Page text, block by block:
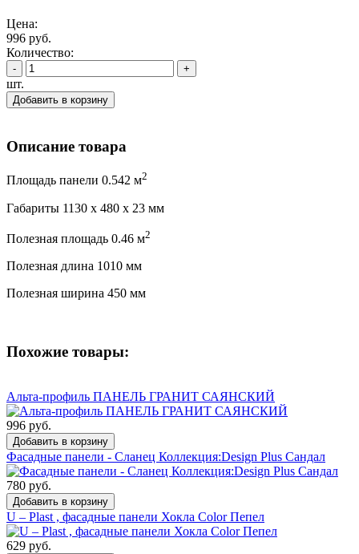
Цена:
996 руб.
Количество:
- +
шт.
Добавить в корзину
Описание товара
Площадь панели 0.542 м2
Габариты 1130 x 480 x 23 мм
Полезная площадь 0.46 м2
Полезная длина 1010 мм
Полезная ширина 450 мм
Похожие товары:
Альта-профиль ПАНЕЛЬ ГРАНИТ САЯНСКИЙ
996 руб.
Добавить в корзину
Фасадные панели - Сланец Коллекция:Design Plus Сандал
780 руб.
Добавить в корзину
U – Plast , фасадные панели Хокла Color Пепел
629 руб.